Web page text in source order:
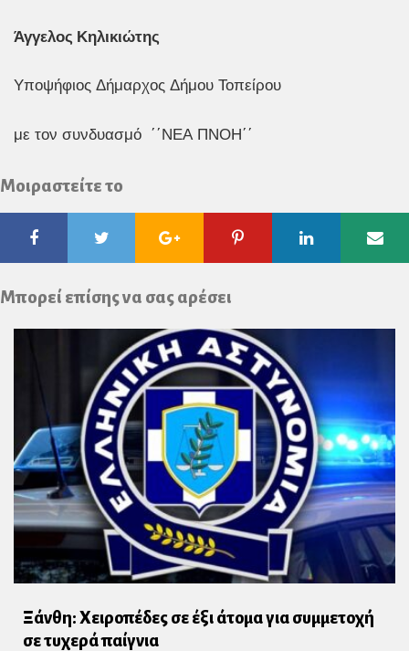
Άγγελος Κηλικιώτης
Υποψήφιος Δήμαρχος Δήμου Τοπείρου
με τον συνδυασμό ΄΄ΝΕΑ ΠΝΟΗ΄΄
Μοιραστείτε το
FacebookTwitter Google
Plus
Pinterest Linkedin
Μπορεί επίσης να σας αρέσει
Ξάνθη: Χειροπέδες σε έξι άτομα για συμμετοχή
σε τυχερά παίγνια